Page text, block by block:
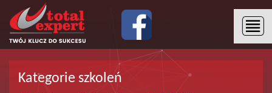
Kategorie szkoleń